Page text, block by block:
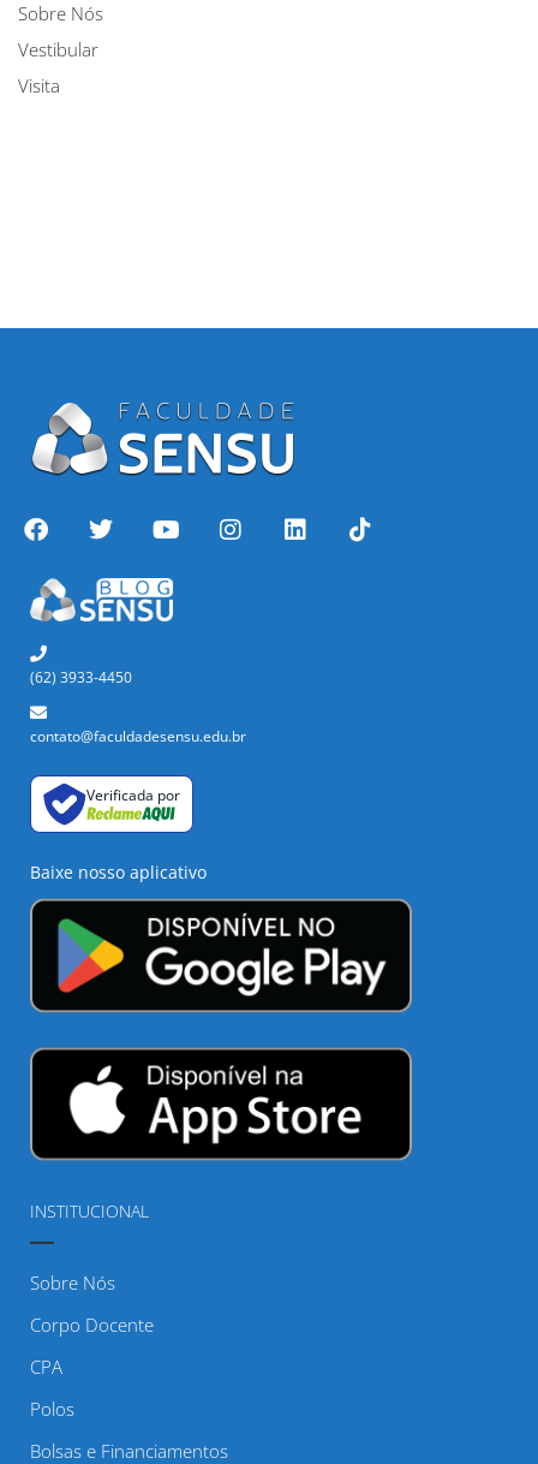
Sobre Nós
Vestibular
Visita
(62) 3933-4450
contato@faculdadesensu.edu.br
Verificada por
Baixe nosso aplicativo
INSTITUCIONAL
Sobre Nós
Corpo Docente
CPA
Polos
Bolsas e Financiamentos